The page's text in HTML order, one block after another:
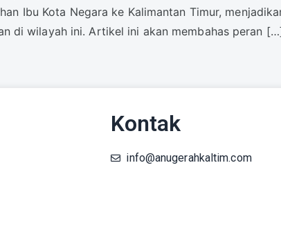
Ibu Kota Negara ke Kalimantan Timur,
di wilayah ini. Artikel ini akan membahas peran
Kontak
info@anugerahkaltim.com